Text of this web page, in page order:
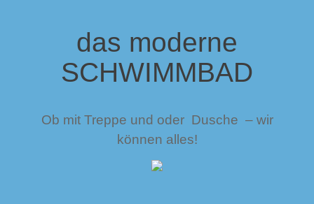
das moderne
SCHWIMMBAD
Ob mit Treppe und oder Dusche – wir
können alles!